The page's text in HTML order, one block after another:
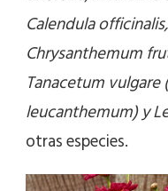
Calendula
Chrysanthemum
Tanacetum vulgare (
leucanthemum) y
otras especies.